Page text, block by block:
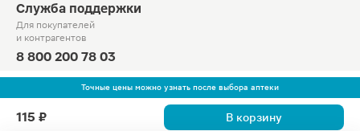
Точные цены можно узнать после выбора аптеки
115 ₽ В корзину
Служба поддержки
Для покупателей
и контрагентов
8 800 200 78 03
Круглосуточно, звонок по России бесплатный
© Официальный сайт сети «Магнит».